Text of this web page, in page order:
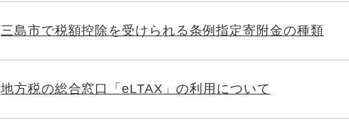
三島市で税額控除を受けられる条例指定寄附金の種類
地方税の総合窓口「eLTAX」の利用について